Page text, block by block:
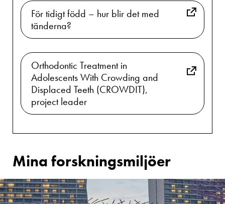
För tidigt född – hur blir det med
tänderna?
Orthodontic Treatment in
Adolescents With Crowding and
Displaced Teeth (CROWDIT),
project leader
Mina forskningsmiljöer